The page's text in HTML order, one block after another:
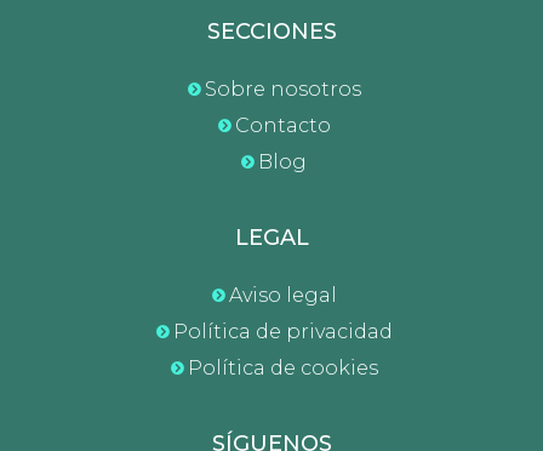
SECCIONES
Sobre nosotros
Contacto
Blog
LEGAL
Aviso legal
Política de privacidad
Política de cookies
SÍGUENOS